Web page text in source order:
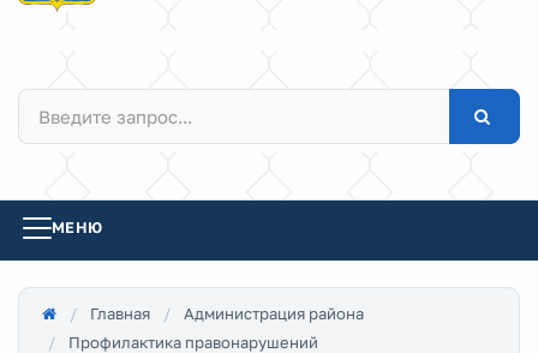
МЕНЮ
Главная
Администрация района
Профилактика правонарушений